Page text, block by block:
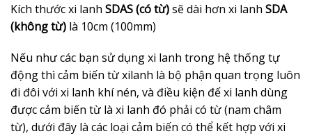
Kích thước xi lanh SDAS (có từ)sẽ dài hơn xi lanh SDA
(không từ) là 10cm (100mm)
Nếu như các bạn sử dụng xi lanh trong hệ thống tự
động thì cảm biến từ xilanh là bộ phận quan trọng luôn
đi đôi với xi lanh khí nén, và điều kiện để xi lanh dùng
được cảm biến từ là xi lanh đó phải có từ (nam châm
từ), dưới đây là các loại cảm biến có thể kết hợp với xi